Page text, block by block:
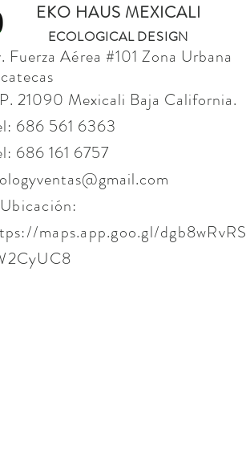
EKO HAUS MEXICALI
ECOLOGICAL DESIGN
Fuerza Aérea #101 Zona Urbana
21090 Mexicali Baja California.
686 561 6363
686 161 6757
maps.app.goo.gl/dgb8wRvRS